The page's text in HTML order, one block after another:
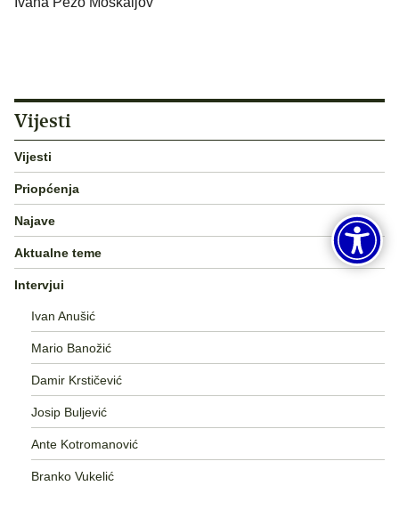
Vijesti
Vijesti
Priopćenja
Najave
Aktualne teme
Intervjui
Ivan Anušić
Mario Banožić
Damir Krstičević
Josip Buljević
Ante Kotromanović
Branko Vukelić